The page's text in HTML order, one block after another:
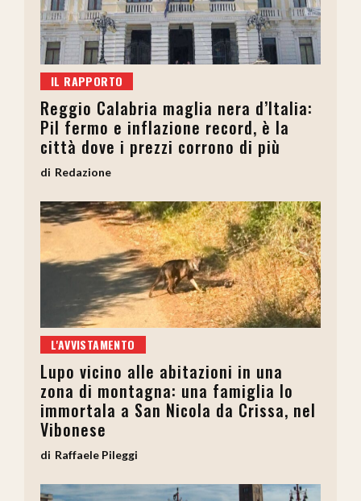
IL RAPPORTO
Reggio Calabria maglia nera d’Italia:
Pil fermo e inflazione record, è la
città dove i prezzi corrono di più
Redazione
L'AVVISTAMENTO
Lupo vicino alle abitazioni in una
zona di montagna: una famiglia lo
immortala a San Nicola da Crissa, nel
Vibonese
Raffaele Pileggi